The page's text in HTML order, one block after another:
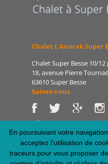
Chalet L'Anorak Super
Chalet Super Besse 10/
18, avenue Pierre
63610 Super Besse
Suivez-nous
Tél : 06 86 75 47 66
E-mail :
Site : www.lanorak.com
En poursuivant votre
acceptez l'utilisation de
traceurs pour vous proposer